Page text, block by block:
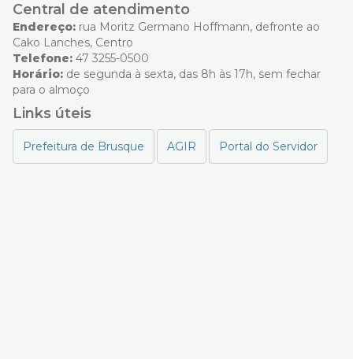
Central de atendimento
Endereço: rua Moritz Germano Hoffmann, defronte ao
Cako Lanches, Centro
Telefone: 47 3255-0500
Horário: de segunda à sexta, das 8h às 17h, sem fechar
para o almoço
Links úteis
Prefeitura de Brusque AGIR Portal do Servidor